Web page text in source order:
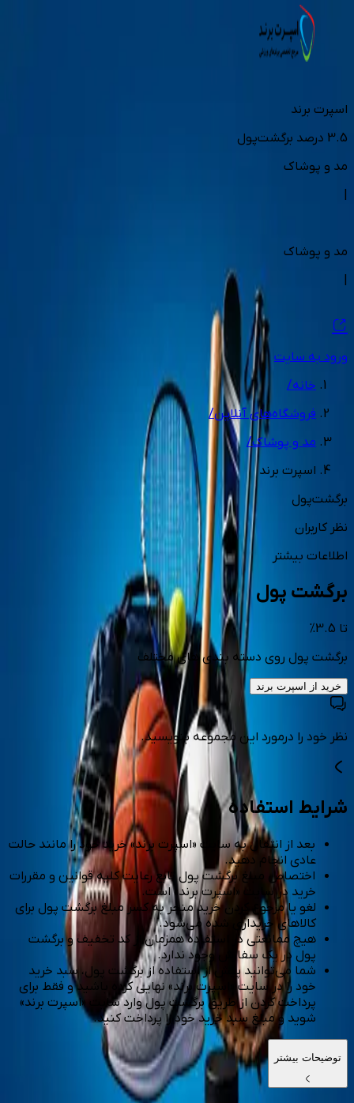
اسپرت برند
3.5 درصد برگشت‌پول
مد و پوشاک
مد و پوشاک
ورود به سایت
خانه/
فروشگاه‌های آنلاین/
مد و پوشاک/
اسپرت برند
برگشت‌پول
نظر کاربران
اطلاعات بیشتر
برگشت پول
تا 3.5
%
برگشت پول روی دسته بندی های مختلف
خرید از اسپرت برند
نظر خود را درمورد این مجموعه بنویسید.
شرایط استفاده
بعد از انتقال به سایت «اسپرت برند» خرید خود را مانند حالت
عادی انجام دهید.
اختصاص مبلغ برگشت پول تابع رعایت کلیه قوانین و مقررات
خرید در سایت «اسپرت برند» است.
لغو یا مرجوع کردن خرید منجر به کسر مبلغ برگشت پول برای
کالاهای خریداری شده می‌شود.
هیچ ممانعتی در استفاده همزمان از کد تخفیف و برگشت
پول در یک سفارش وجود ندارد.
شما می‌توانید پیش از استفاده از برگشت پول، سبد خرید
خود را در سایت «اسپرت برند» نهایی کرده باشید و فقط برای
پرداخت کردن از طریق برگشت پول وارد سایت «اسپرت برند»
شوید و مبلغ سبد خرید خود را پرداخت کنید.
توضیحات بیشتر